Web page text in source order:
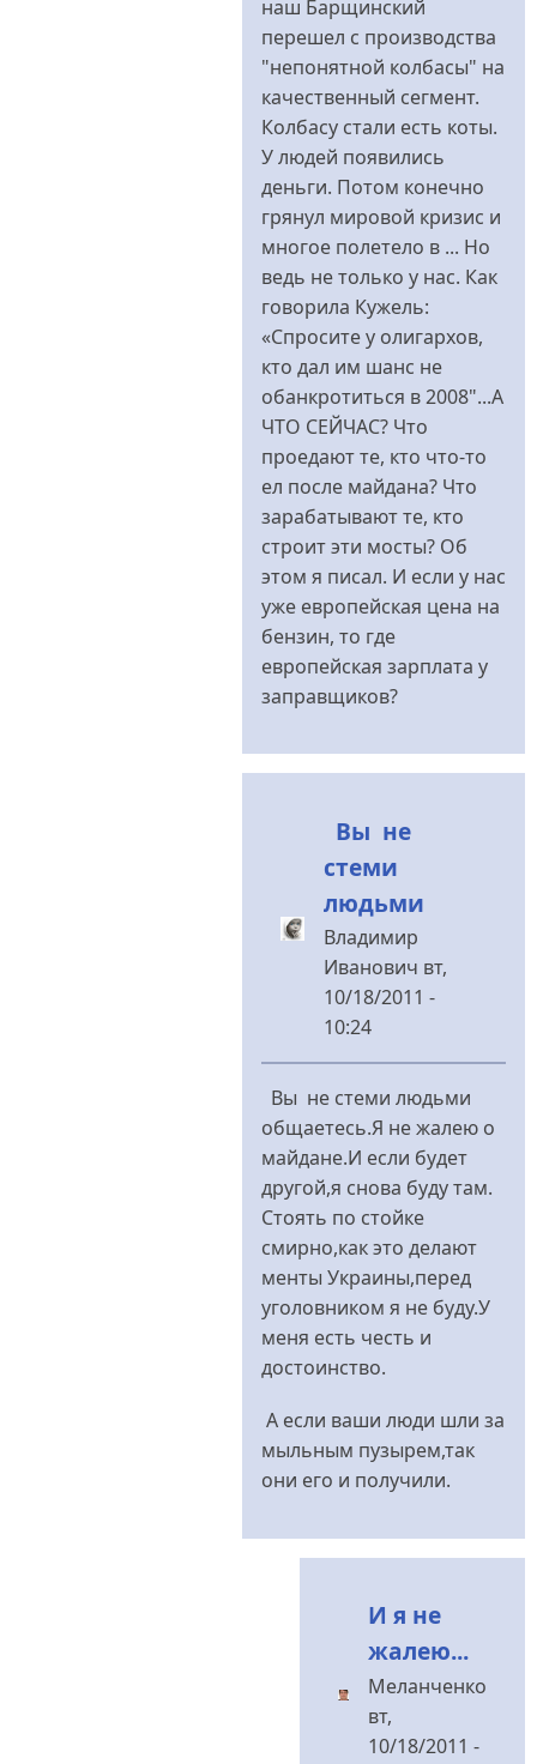
наш Барщинский
перешел с производства
"непонятной колбасы" на
качественный сегмент.
Колбасу стали есть коты.
У людей появились
деньги. Потом конечно
грянул мировой кризис и
многое полетело в ... Но
ведь не только у нас. Как
говорила Кужель:
«Спросите у олигархов,
кто дал им шанс не
обанкротиться в 2008"...А
ЧТО СЕЙЧАС? Что
проедают те, кто что-то
ел после майдана? Что
зарабатывают те, кто
строит эти мосты? Об
этом я писал. И если у нас
уже европейская цена на
бензин, то где
европейская зарплата у
заправщиков?
Вы не
стеми
людьми
Владимир
Иванович вт,
10/18/2011 -
10:24
У
Скучный
Вы,
батенька
однообразный.
Вы не стеми людьми
общаетесь.Я не жалею о
майдане.И если будет
другой,я снова буду там.
Стоять по стойке
смирно,как это делают
менты Украины,перед
уголовником я не буду.У
меня есть честь и
достоинство.
А если ваши люди шли за
мыльным пузырем,так
они его и получили.
И я не
жалею...
Меланченко
вт,
10/18/2011 -